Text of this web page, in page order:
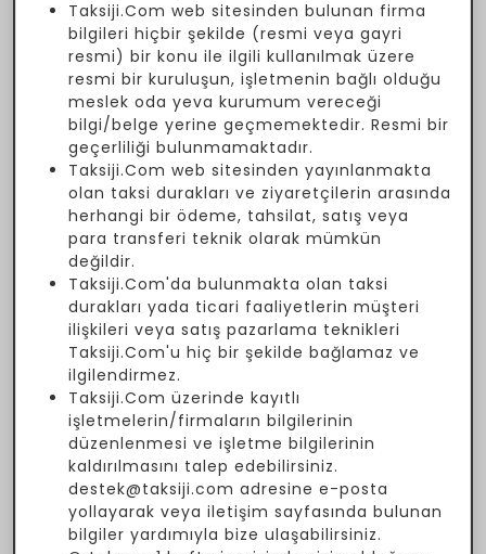
Taksiji.Com web sitesinden bulunan firma
bilgileri hiçbir şekilde (resmi veya gayri
resmi) bir konu ile ilgili kullanılmak üzere
resmi bir kuruluşun, işletmenin bağlı olduğu
meslek oda yeva kurumum vereceği
bilgi/belge yerine geçmemektedir. Resmi bir
geçerliliği bulunmamaktadır.
Taksiji.Com web sitesinden yayınlanmakta
olan taksi durakları ve ziyaretçilerin arasında
herhangi bir ödeme, tahsilat, satış veya
para transferi teknik olarak mümkün
değildir.
Taksiji.Com'da bulunmakta olan taksi
durakları yada ticari faaliyetlerin müşteri
ilişkileri veya satış pazarlama teknikleri
Taksiji.Com'u hiç bir şekilde bağlamaz ve
ilgilendirmez.
Taksiji.Com üzerinde kayıtlı
işletmelerin/firmaların bilgilerinin
düzenlenmesi ve işletme bilgilerinin
kaldırılmasını talep edebilirsiniz.
destek@taksiji.com adresine e-posta
yollayarak veya iletişim sayfasında bulunan
bilgiler yardımıyla bize ulaşabilirsiniz.